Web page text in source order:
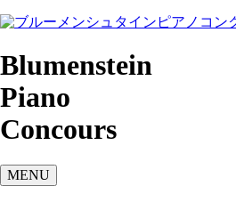
Blumenstein
Piano
Concours
MENU